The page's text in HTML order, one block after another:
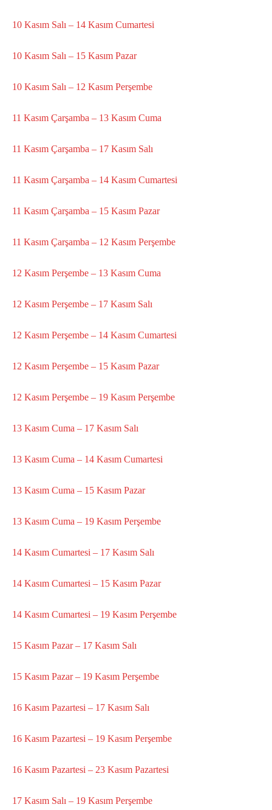
10 Kasım Salı – 14 Kasım Cumartesi
10 Kasım Salı – 15 Kasım Pazar
10 Kasım Salı – 12 Kasım Perşembe
11 Kasım Çarşamba – 13 Kasım Cuma
11 Kasım Çarşamba – 17 Kasım Salı
11 Kasım Çarşamba – 14 Kasım Cumartesi
11 Kasım Çarşamba – 15 Kasım Pazar
11 Kasım Çarşamba – 12 Kasım Perşembe
12 Kasım Perşembe – 13 Kasım Cuma
12 Kasım Perşembe – 17 Kasım Salı
12 Kasım Perşembe – 14 Kasım Cumartesi
12 Kasım Perşembe – 15 Kasım Pazar
12 Kasım Perşembe – 19 Kasım Perşembe
13 Kasım Cuma – 17 Kasım Salı
13 Kasım Cuma – 14 Kasım Cumartesi
13 Kasım Cuma – 15 Kasım Pazar
13 Kasım Cuma – 19 Kasım Perşembe
14 Kasım Cumartesi – 17 Kasım Salı
14 Kasım Cumartesi – 15 Kasım Pazar
14 Kasım Cumartesi – 19 Kasım Perşembe
15 Kasım Pazar – 17 Kasım Salı
15 Kasım Pazar – 19 Kasım Perşembe
16 Kasım Pazartesi – 17 Kasım Salı
16 Kasım Pazartesi – 19 Kasım Perşembe
16 Kasım Pazartesi – 23 Kasım Pazartesi
17 Kasım Salı – 19 Kasım Perşembe